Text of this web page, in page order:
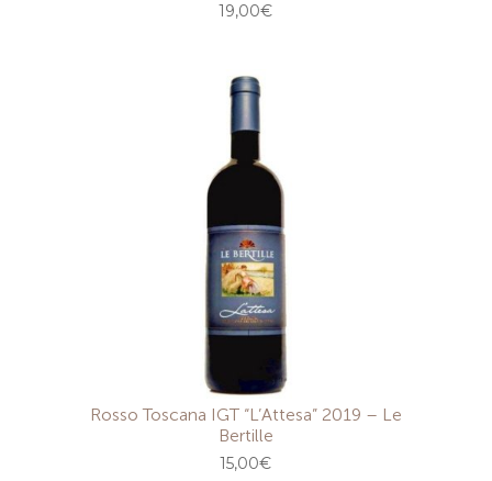
19,00€
Rosso Toscana IGT “L’Attesa” 2019 – Le
Bertille
15,00€